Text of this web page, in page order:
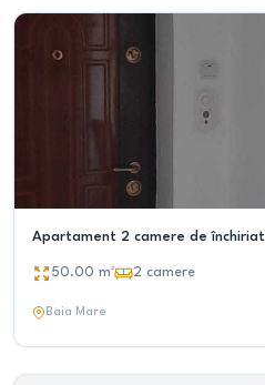
Apartament 2 camere de închiriat
50.00 m² 2 camere
Baia Mare